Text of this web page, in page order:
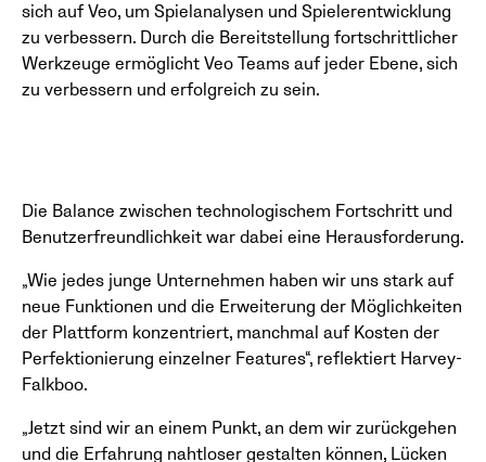
sich auf Veo, um Spielanalysen und Spielerentwicklung
zu verbessern. Durch die Bereitstellung fortschrittlicher
Werkzeuge ermöglicht Veo Teams auf jeder Ebene, sich
zu verbessern und erfolgreich zu sein.
Die Balance zwischen technologischem Fortschritt und
Benutzerfreundlichkeit war dabei eine Herausforderung.
„Wie jedes junge Unternehmen haben wir uns stark auf
neue Funktionen und die Erweiterung der Möglichkeiten
der Plattform konzentriert, manchmal auf Kosten der
Perfektionierung einzelner Features“, reflektiert Harvey-
Falkboo.
„Jetzt sind wir an einem Punkt, an dem wir zurückgehen
und die Erfahrung nahtloser gestalten können, Lücken